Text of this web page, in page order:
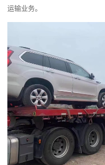
运输业务。